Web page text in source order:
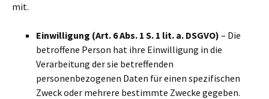
mit.
Einwilligung (Art. 6 Abs. 1 S. 1 lit. a. DSGVO) – Die
betroffene Person hat ihre Einwilligung in die
Verarbeitung der sie betreffenden
personenbezogenen Daten für einen spezifischen
Zweck oder mehrere bestimmte Zwecke gegeben.